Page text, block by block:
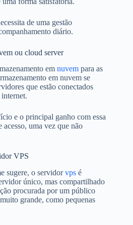
de uma gestão
diário.
ou cloud server
em nuvem para as
em nuvem se
que estão conectados
e o principal ganho com essa
uma vez que não
VPS
sugere, o servidorvps é
único, mas compartilhado
procurada por um público
grande, como pequenas